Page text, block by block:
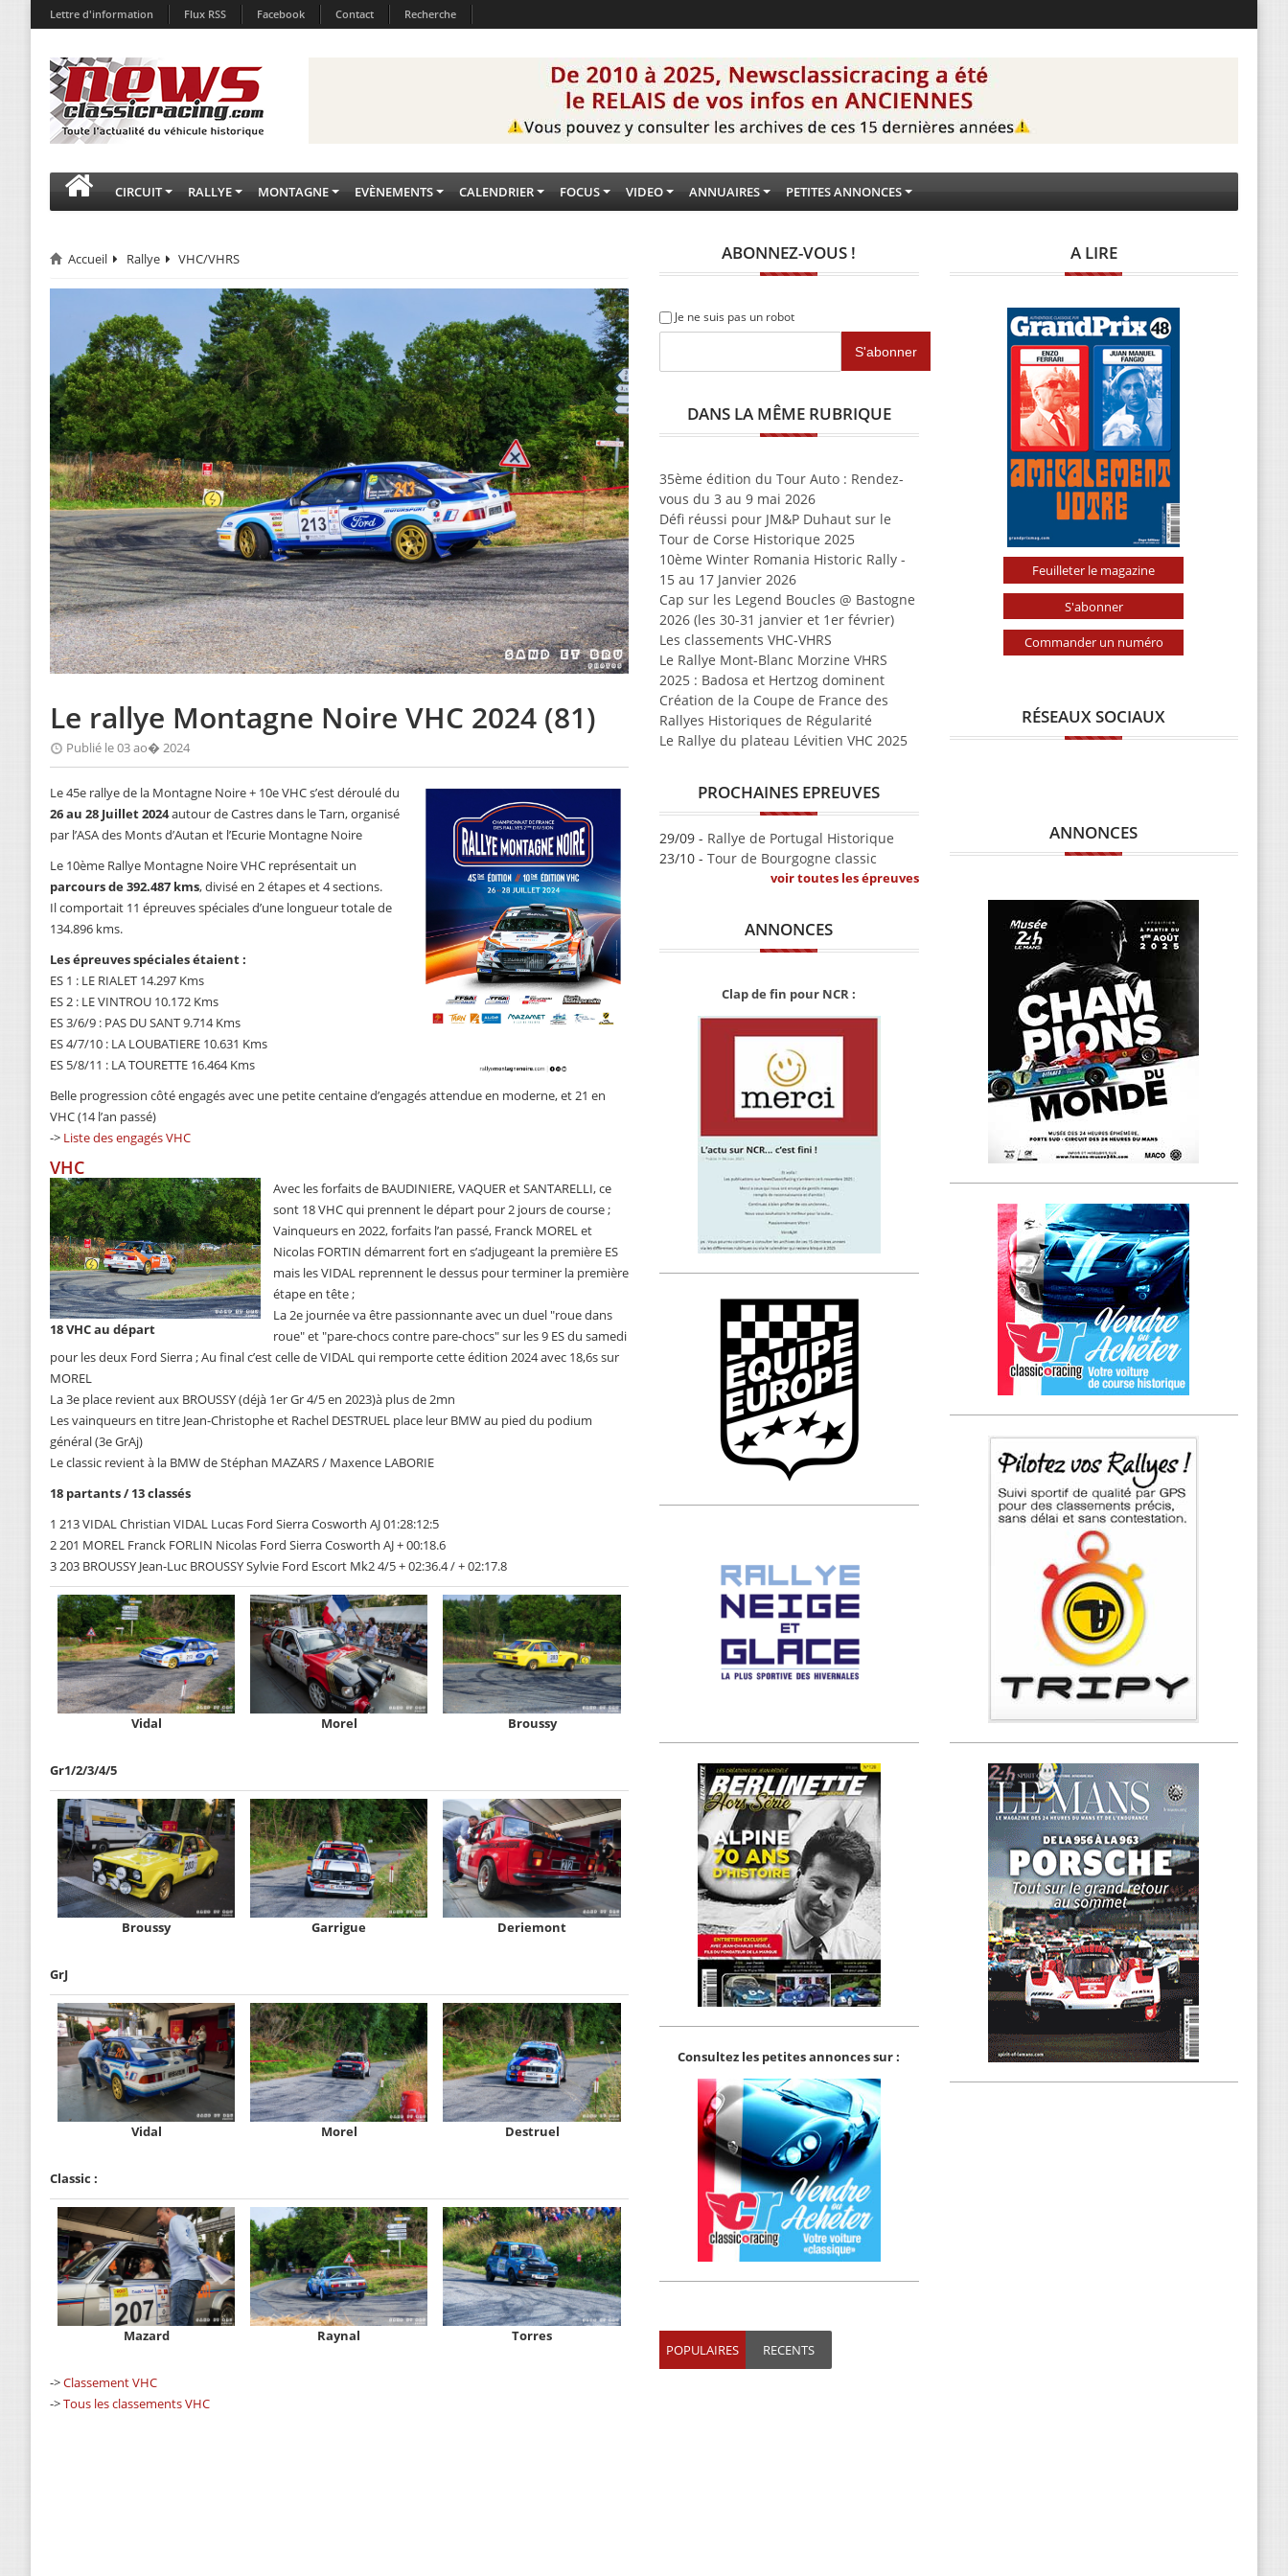
Lettre d'information Flux RSS Facebook Contact Recherche
CIRCUIT RALLYE MONTAGNE EVÈNEMENTS CALENDRIER FOCUS VIDEO ANNUAIRES PETITES ANNONCES
Accueil Rallye VHC/VHRS
Le rallye Montagne Noire VHC 2024 (81)
Publié le 03 ao� 2024
Le 45e rallye de la Montagne Noire + 10e VHC s’est déroulé du
26 au 28 Juillet 2024autour de Castres dans le Tarn, organisé
par l’ASA des Monts d’Autan et l’Ecurie Montagne Noire
Le 10ème Rallye Montagne Noire VHC représentait un
parcours de 392.487 kms, divisé en 2 étapes et 4 sections.
Il comportait 11 épreuves spéciales d’une longueur totale de
134.896 kms.
Les épreuves spéciales étaient :
ES 1 : LE RIALET 14.297 Kms
ES 2 : LE VINTROU 10.172 Kms
ES 3/6/9 : PAS DU SANT 9.714 Kms
ES 4/7/10 : LA LOUBATIERE 10.631 Kms
ES 5/8/11 : LA TOURETTE 16.464 Kms
Belle progression côté engagés avec une petite centaine d’engagés attendue en moderne, et 21 en
VHC (14 l’an passé)
-> Liste des engagés VHC
VHC
18 VHC au départ
Avec les forfaits de BAUDINIERE, VAQUER et SANTARELLI, ce
sont 18 VHC qui prennent le départ pour 2 jours de course ;
Vainqueurs en 2022, forfaits l’an passé, Franck MOREL et
Nicolas FORTIN démarrent fort en s’adjugeant la première ES
mais les VIDAL reprennent le dessus pour terminer la première
étape en tête ;
La 2e journée va être passionnante avec un duel "roue dans
roue" et "pare-chocs contre pare-chocs" sur les 9 ES du samedi
pour les deux Ford Sierra ; Au final c’est celle de VIDAL qui remporte cette édition 2024 avec 18,6s sur
MOREL
La 3e place revient aux BROUSSY (déjà 1er Gr 4/5 en 2023)à plus de 2mn
Les vainqueurs en titre Jean-Christophe et Rachel DESTRUEL place leur BMW au pied du podium
général (3e GrAj)
Le classic revient à la BMW de Stéphan MAZARS / Maxence LABORIE
18 partants / 13 classés
1 213 VIDAL Christian VIDAL Lucas Ford Sierra Cosworth AJ 01:28:12:5
2 201 MOREL Franck FORLIN Nicolas Ford Sierra Cosworth AJ + 00:18.6
3 203 BROUSSY Jean-Luc BROUSSY Sylvie Ford Escort Mk2 4/5 + 02:36.4 / + 02:17.8
Vidal Morel Broussy
Gr1/2/3/4/5
Broussy Garrigue Deriemont
GrJ
Vidal Morel Destruel
Classic :
Mazard Raynal Torres
->Classement VHC
->Tous les classements VHC
ABONNEZ-VOUS !
Je ne suis pas un robot
DANS LA MÊME RUBRIQUE
35ème édition du Tour Auto : Rendez-
vous du 3 au 9 mai 2026
Défi réussi pour JM&P Duhaut sur le
Tour de Corse Historique 2025
10ème Winter Romania Historic Rally -
15 au 17 Janvier 2026
Cap sur les Legend Boucles @ Bastogne
2026 (les 30-31 janvier et 1er février)
Les classements VHC-VHRS
Le Rallye Mont-Blanc Morzine VHRS
2025 : Badosa et Hertzog dominent
Création de la Coupe de France des
Rallyes Historiques de Régularité
Le Rallye du plateau Lévitien VHC 2025
PROCHAINES EPREUVES
29/09 - Rallye de Portugal Historique
23/10 - Tour de Bourgogne classic
voir toutes les épreuves
ANNONCES
Clap de fin pour NCR :
Consultez les petites annonces sur :
POPULAIRES RECENTS
A LIRE
Feuilleter le magazine
S'abonner
Commander un numéro
RÉSEAUX SOCIAUX
ANNONCES